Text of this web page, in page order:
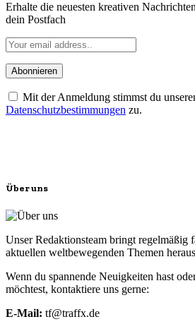
Erhalte die neuesten kreativen
dein Postfach
Mit der Anmeldung stimmst du
Datenschutzbestimmungen zu.
Über uns
Unser Redaktionsteam bringt regelmäßig
aktuellen weltbewegenden Themen
Wenn du spannende Neuigkeiten hast
möchtest, kontaktiere uns gerne:
E-Mail: tf@traffx.de